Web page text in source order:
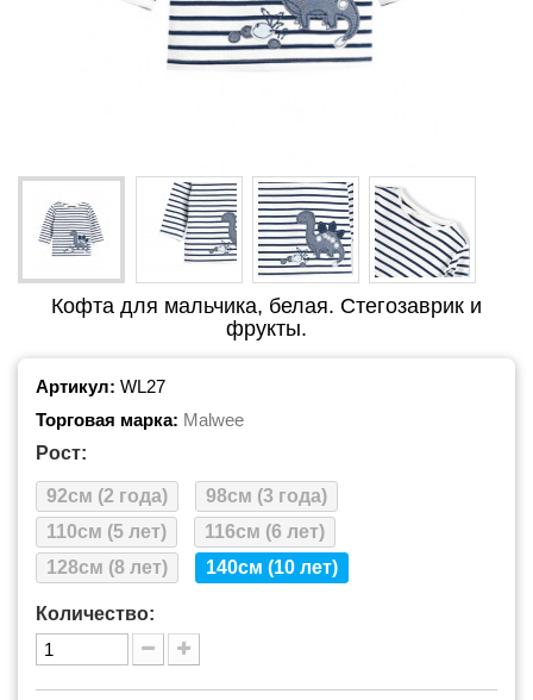
Кофта для мальчика, белая. Стегозаврик и
фрукты.
Артикул: WL27
Торговая марка: Malwee
Рост:
92см (2 года)
98см (3 года)
110см (5 лет)
116см (6 лет)
128см (8 лет)
140см (10 лет)
Количество: